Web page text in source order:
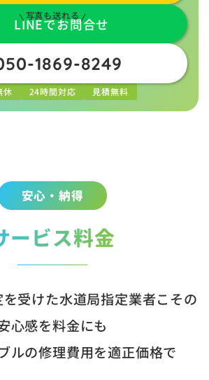
写真も送れる
LINEでお問合せ
1869-8249
休 24時間対応 見積無料
安心・納得
ービス料金
受けた水道局指定業者こその
心感を料金にも
ルの修理費用を適正価格で